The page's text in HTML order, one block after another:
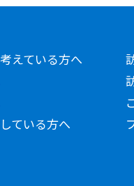
えている方へ
ている方へ